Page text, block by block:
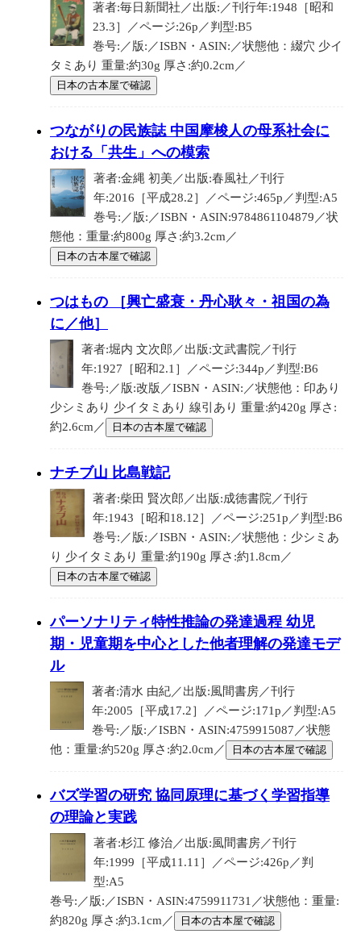
著者:毎日新聞社／出版:／刊行年:1948［昭和
23.3］／ページ:26p／判型:B5
巻号:／版:／ISBN・ASIN:／状態他：綴穴 少イ
タミあり 重量:約30g 厚さ:約0.2cm／
日本の古本屋で確認
つながりの民族誌 中国摩梭人の母系社会に
おける「共生」への模索
著者:金縄 初美／出版:春風社／刊行
年:2016［平成28.2］／ページ:465p／判型:A5
巻号:／版:／ISBN・ASIN:9784861104879／状
態他：重量:約800g 厚さ:約3.2cm／
日本の古本屋で確認
つはもの ［興亡盛衰・丹心耿々・祖国の為
に／他］
著者:堀内 文次郎／出版:文武書院／刊行
年:1927［昭和2.1］／ページ:344p／判型:B6
巻号:／版:改版／ISBN・ASIN:／状態他：印あり
少シミあり 少イタミあり 線引あり 重量:約420g 厚さ:
約2.6cm／
日本の古本屋で確認
ナチブ山 比島戦記
著者:柴田 賢次郎／出版:成徳書院／刊行
年:1943［昭和18.12］／ページ:251p／判型:B6
巻号:／版:／ISBN・ASIN:／状態他：少シミあ
り 少イタミあり 重量:約190g 厚さ:約1.8cm／
日本の古本屋で確認
パーソナリティ特性推論の発達過程 幼児
期・児童期を中心とした他者理解の発達モデ
ル
著者:清水 由紀／出版:風間書房／刊行
年:2005［平成17.2］／ページ:171p／判型:A5
巻号:／版:／ISBN・ASIN:4759915087／状態
他：重量:約520g 厚さ:約2.0cm／
日本の古本屋で確認
バズ学習の研究 協同原理に基づく学習指導
の理論と実践
著者:杉江 修治／出版:風間書房／刊行
年:1999［平成11.11］／ページ:426p／判
型:A5
巻号:／版:／ISBN・ASIN:4759911731／状態他：重量:
約820g 厚さ:約3.1cm／
日本の古本屋で確認